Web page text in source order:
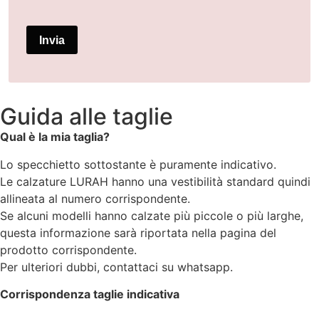
Invia
Guida alle taglie
Qual è la mia taglia?
Lo specchietto sottostante è puramente indicativo.
Le calzature LURAH hanno una vestibilità standard quindi
allineata al numero corrispondente.
Se alcuni modelli hanno calzate più piccole o più larghe,
questa informazione sarà riportata nella pagina del
prodotto corrispondente.
Per ulteriori dubbi, contattaci su whatsapp.
Corrispondenza taglie indicativa